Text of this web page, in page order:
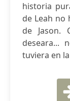
historia
de Leah no
de Jason.
deseara...
tuviera en